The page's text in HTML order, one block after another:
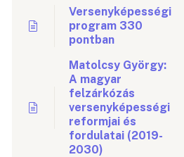
Versenyképességi
program 330
pontban
Matolcsy György:
A magyar
felzárkózás
versenyképességi
reformjai és
fordulatai (2019-
2030)